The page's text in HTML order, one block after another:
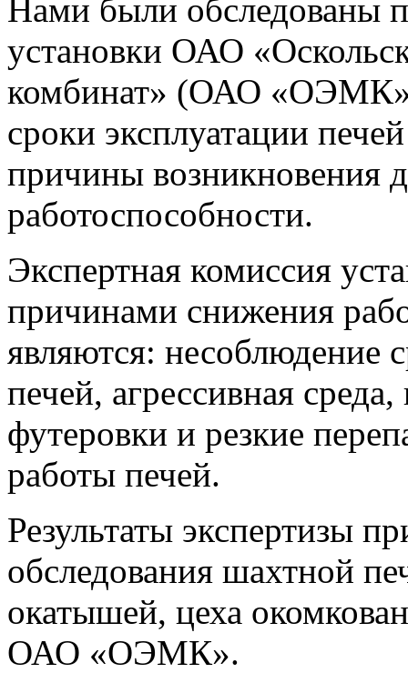
Нами были обследованы
установки ОАО
комбинат» (ОАО
сроки эксплуатации
причины возникновения
работоспособности.
Экспертная комиссия
причинами снижения
являются: несоблюдение
печей, агрессивная
футеровки и резкие
работы печей.
Результаты экспертизы
обследования шахтной
окатышей, цеха
ОАО «ОЭМК».